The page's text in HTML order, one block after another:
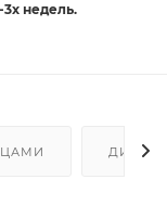
3х недель.